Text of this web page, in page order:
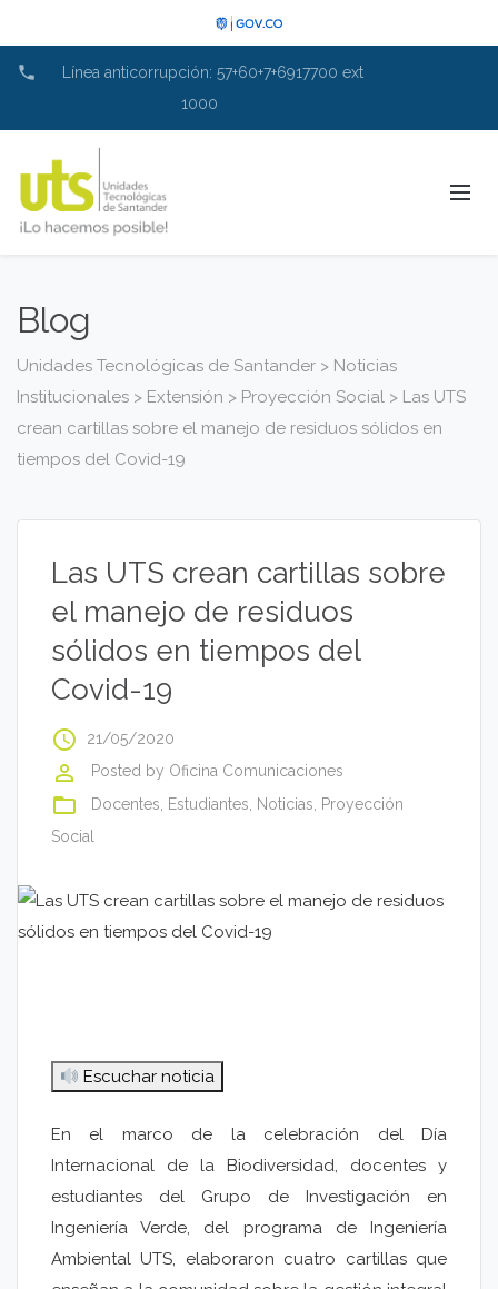
phone
Línea anticorrupción: 57+60+7+6917700 ext
1000
Blog
Unidades Tecnológicas de Santander > Noticias
Institucionales > Extensión > Proyección Social > Las UTS
crean cartillas sobre el manejo de residuos sólidos en
tiempos del Covid-19
Las UTS crean cartillas sobre
el manejo de residuos
sólidos en tiempos del
Covid-19
access_time 21/05/2020
perm_identity Posted by Oficina Comunicaciones
folder_open Docentes Estudiantes Noticias
Proyección
Social
Escuchar noticia
En el marco de la celebración del Día
Internacional de la Biodiversidad, docentes y
estudiantes del Grupo de Investigación en
Ingeniería Verde, del programa de Ingeniería
Ambiental UTS, elaboraron cuatro cartillas que